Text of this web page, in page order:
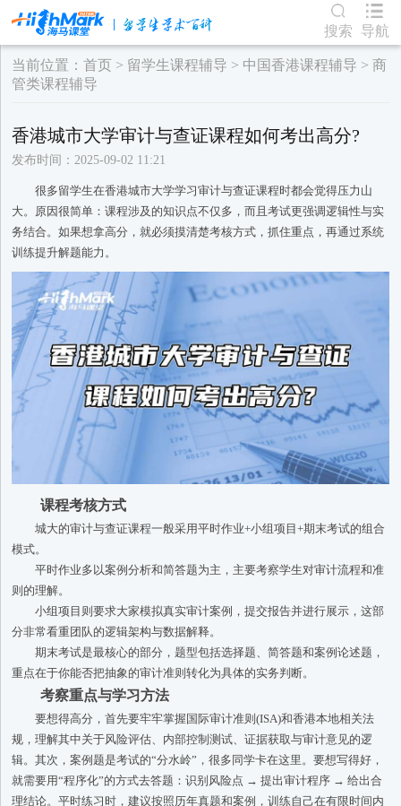
搜索 导航
当前位置：首页 > 留学生课程辅导 > 中国香港课程辅导 >商
管类课程辅导
香港城市大学审计与查证课程如何考出高分?
发布时间：2025-09-02 11:21
很多留学生在香港城市大学学习审计与查证课程时都会觉得压力山
大。原因很简单：课程涉及的知识点不仅多，而且考试更强调逻辑性与实
务结合。如果想拿高分，就必须摸清楚考核方式，抓住重点，再通过系统
训练提升解题能力。
课程考核方式
城大的审计与查证课程一般采用平时作业+小组项目+期末考试的组合
模式。
平时作业多以案例分析和简答题为主，主要考察学生对审计流程和准
则的理解。
小组项目则要求大家模拟真实审计案例，提交报告并进行展示，这部
分非常看重团队的逻辑架构与数据解释。
期末考试是最核心的部分，题型包括选择题、简答题和案例论述题，
重点在于你能否把抽象的审计准则转化为具体的实务判断。
考察重点与学习方法
要想得高分，首先要牢牢掌握国际审计准则(ISA)和香港本地相关法
规，理解其中关于风险评估、内部控制测试、证据获取与审计意见的逻
辑。其次，案例题是考试的“分水岭”，很多同学卡在这里。要想写得好，
就需要用“程序化”的方式去答题：识别风险点 → 提出审计程序 → 给出合
理结论。平时练习时，建议按照历年真题和案例，训练自己在有限时间内